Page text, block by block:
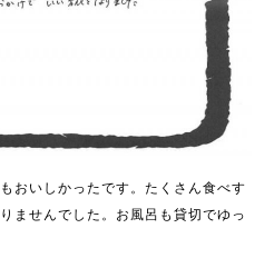
おいしかったです。たくさん食べす
ませんでした。お風呂も貸切でゆっ